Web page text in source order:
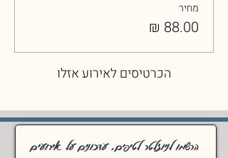
מחיר
הכרטיסים לאירוע אזלו
הרשמו לניוזלטר לטיפים, עדכונים על אירועים